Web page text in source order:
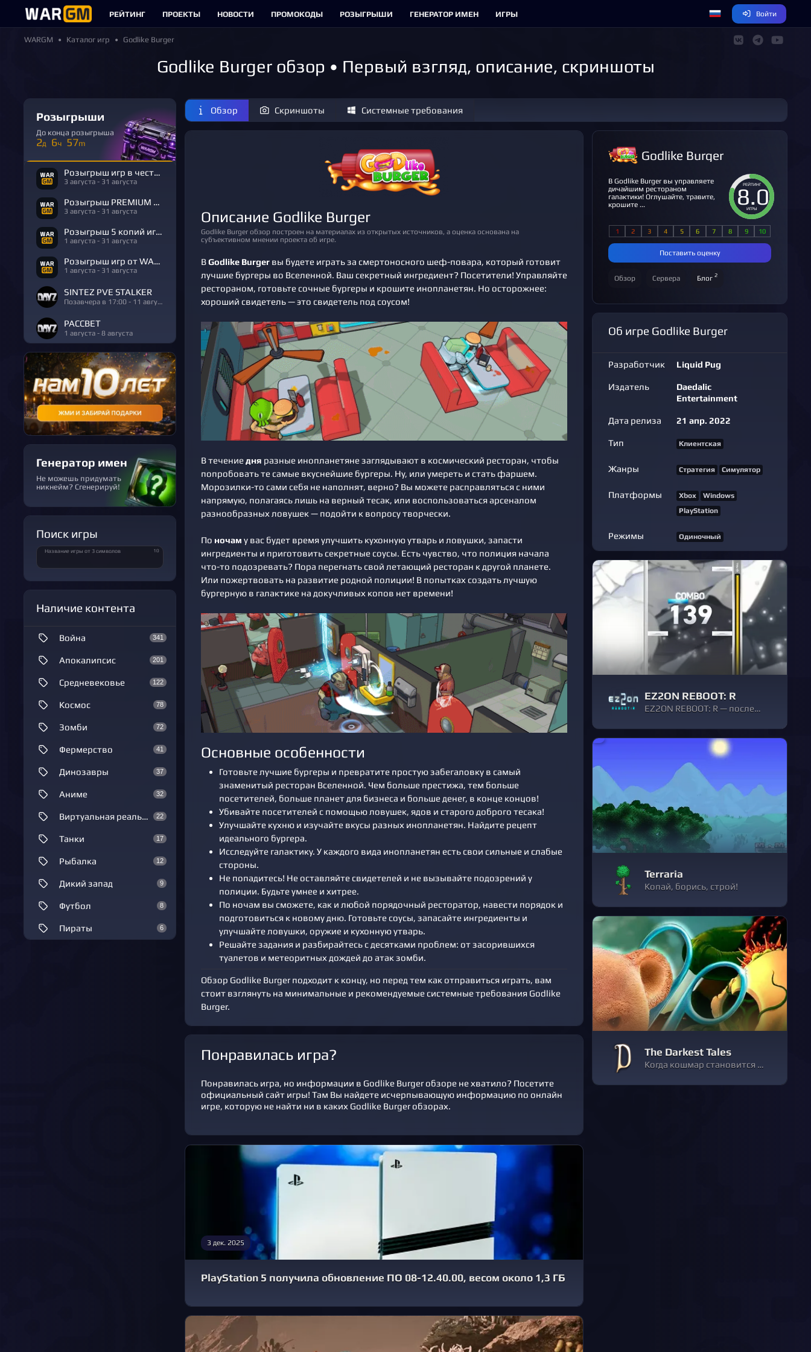
РЕЙТИНГ ПРОЕКТЫ НОВОСТИ ПРОМОКОДЫ РОЗЫГРЫШИ ГЕНЕРАТОР ИМЕН ИГРЫ Войти
WARGM Каталог игр Godlike Burger
Godlike Burger обзор • Первый взгляд, описание, скриншоты
Розыгрыши
До конца розыгрыша
2д 6ч 57m
Розыгрыш игр в честь Дня Рождения
3 августа - 31 августа
Розыгрыш PREMIUM в честь Дня Рождения
3 августа - 31 августа
Розыгрыш 5 копий игры R.E.P.O.
1 августа - 31 августа
Розыгрыш игр от WARGM
1 августа - 31 августа
SINTEZ PVE STALKER
Позавчера в 17:00 - 11 августа
РАССВЕТ
1 августа - 8 августа
Генератор имен
Не можешь придумать
никнейм? Сгенерируй!
Поиск игры
Название игры от 3 символов 10
Наличие контента
341
Война
201
Апокалипсис
122
Средневековье
78
Космос
72
Зомби
41
Фермерство
37
Динозавры
32
Аниме
22
Виртуальная реальность
17
Танки
12
Рыбалка
9
Дикий запад
8
Футбол
6
Пираты
Обзор Скриншоты Системные требования
Описание Godlike Burger
Godlike Burger обзор построен на материалах из открытых источников, а оценка основана на
субъективном мнении проекта об игре.
ВGodlike Burgerвы будете играть за смертоносного шеф-повара, который готовит
лучшие бургеры во Вселенной. Ваш секретный ингредиент? Посетители! Управляйте
рестораном, готовьте сочные бургеры и крошите инопланетян. Но осторожнее:
хороший свидетель — это свидетель под соусом!
В течениедня разные инопланетяне заглядывают в космический ресторан, чтобы
попробовать те самые вкуснейшие бургеры. Ну, или умереть и стать фаршем.
Морозилки-то сами себя не наполнят, верно? Вы можете расправляться с ними
напрямую, полагаясь лишь на верный тесак, или воспользоваться арсеналом
разнообразных ловушек — подойти к вопросу творчески.
По ночам у вас будет время улучшить кухонную утварь и ловушки, запасти
ингредиенты и приготовить секретные соусы. Есть чувство, что полиция начала
что-то подозревать? Пора перегнать свой летающий ресторан к другой планете.
Или пожертвовать на развитие родной полиции! В попытках создать лучшую
бургерную в галактике на докучливых копов нет времени!
Основные особенности
Готовьте лучшие бургеры и превратите простую забегаловку в самый
знаменитый ресторан Вселенной. Чем больше престижа, тем больше
посетителей, больше планет для бизнеса и больше денег, в конце концов!
Убивайте посетителей с помощью ловушек, ядов и старого доброго тесака!
Улучшайте кухню и изучайте вкусы разных инопланетян. Найдите рецепт
идеального бургера.
Исследуйте галактику. У каждого вида инопланетян есть свои сильные и слабые
стороны.
Не попадитесь! Не оставляйте свидетелей и не вызывайте подозрений у
полиции. Будьте умнее и хитрее.
По ночам вы сможете, как и любой порядочный ресторатор, навести порядок и
подготовиться к новому дню. Готовьте соусы, запасайте ингредиенты и
улучшайте ловушки, оружие и кухонную утварь.
Решайте задания и разбирайтесь с десятками проблем: от засорившихся
туалетов и метеоритных дождей до атак зомби.
Обзор Godlike Burger подходит к концу, но перед тем как отправиться играть, вам
стоит взглянуть на минимальные и рекомендуемые системные требования Godlike
Burger.
Понравилась игра?
Понравилась игра, но информации в Godlike Burger обзоре не хватило? Посетите
официальный сайт игры! Там Вы найдете исчерпывающую информацию по онлайн
игре, которую не найти ни в каких Godlike Burger обзорах.
3 дек. 2025
PlayStation 5 получила обновление ПО 08-12.40.00, весом около 1,3 ГБ
Godlike Burger
8.0
РЕЙТИНГ
ИГРЫ
В Godlike Burger вы управляете
дичайшим рестораном
галактики! Оглушайте, травите,
крошите ...
Поставить оценку
Обзор Сервера Блог2
Об игре Godlike Burger
Разработчик Liquid Pug
Издатель
Daedalic
Entertainment
Дата релиза 21 апр. 2022
Тип Клиентская
Жанры Стратегия Симулятор
Платформы Xbox
Windows
PlayStation
Режимы Одиночный
EZ2ON REBOOT: R
EZ2ON REBOOT: R — последняя часть любимой франшизы ритм-экшена теперь доступна в Steam! Пересмотрите огромную коллекцию классики с обновленными аудиовизуальными материалами. Догоняйте самые свежие новые песни и события.
Terraria
Копай, борись, строй!
The Darkest Tales
Когда кошмар становится явью, на помощь приходят те, в чьи магические силы мы верили с самого детства. Отважный плюшевый мишка и его напарница-фея отправляются по ту сторону “жили они долго и счастливо”, чтобы спасти свою хозяйку Алисию.